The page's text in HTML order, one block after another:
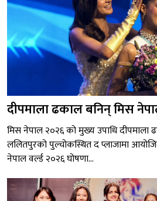
दीपमाला ढकाल बनिन् मिस
मिस नेपाल २०२६ को मुख्य उपाधि
ललितपुरको पुल्चोकस्थित द प्लाजामा
नेपाल वर्ल्ड २०२६ घोषणा...